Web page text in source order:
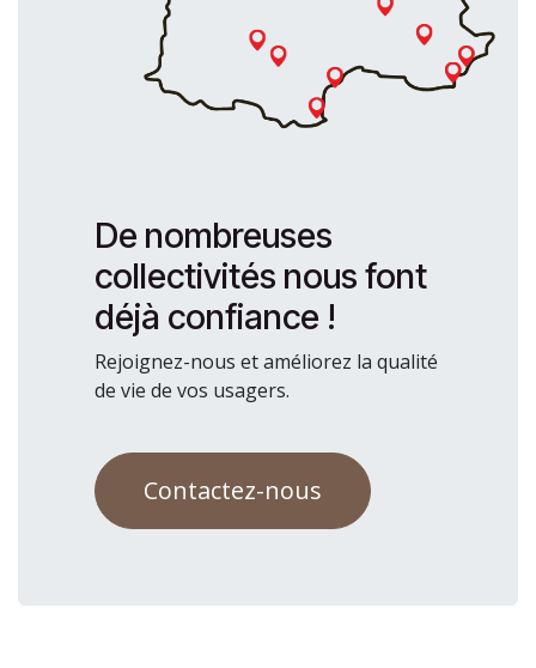
De nombreuses
collectivités nous font
déjà confiance !
Rejoignez-nous et améliorez la qualité
de vie de vos usagers.
Contactez-nous